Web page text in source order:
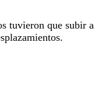
tuvieron que subir a